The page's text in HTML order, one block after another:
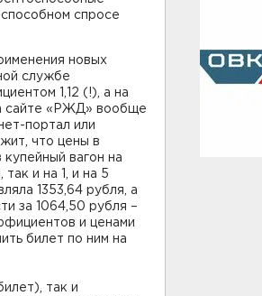
спросе
новых
службе
1,12 (!), а на
сайте «РЖД» вообще
портал или
что цены в
вагон на
и на 1, и на 5
1353,64 рубля, а
за 1064,50 рубля –
и ценами
билет по ним на
так и